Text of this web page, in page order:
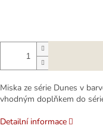
Miska ze série Dunes v
vhodným doplňkem do
Detailní informace